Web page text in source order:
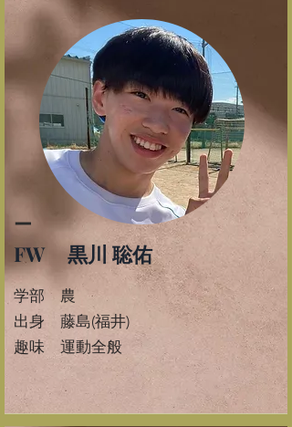
ー
FW 黒川 聡佑
学部 農
​出身 藤島(福井)
​趣味 運動全般